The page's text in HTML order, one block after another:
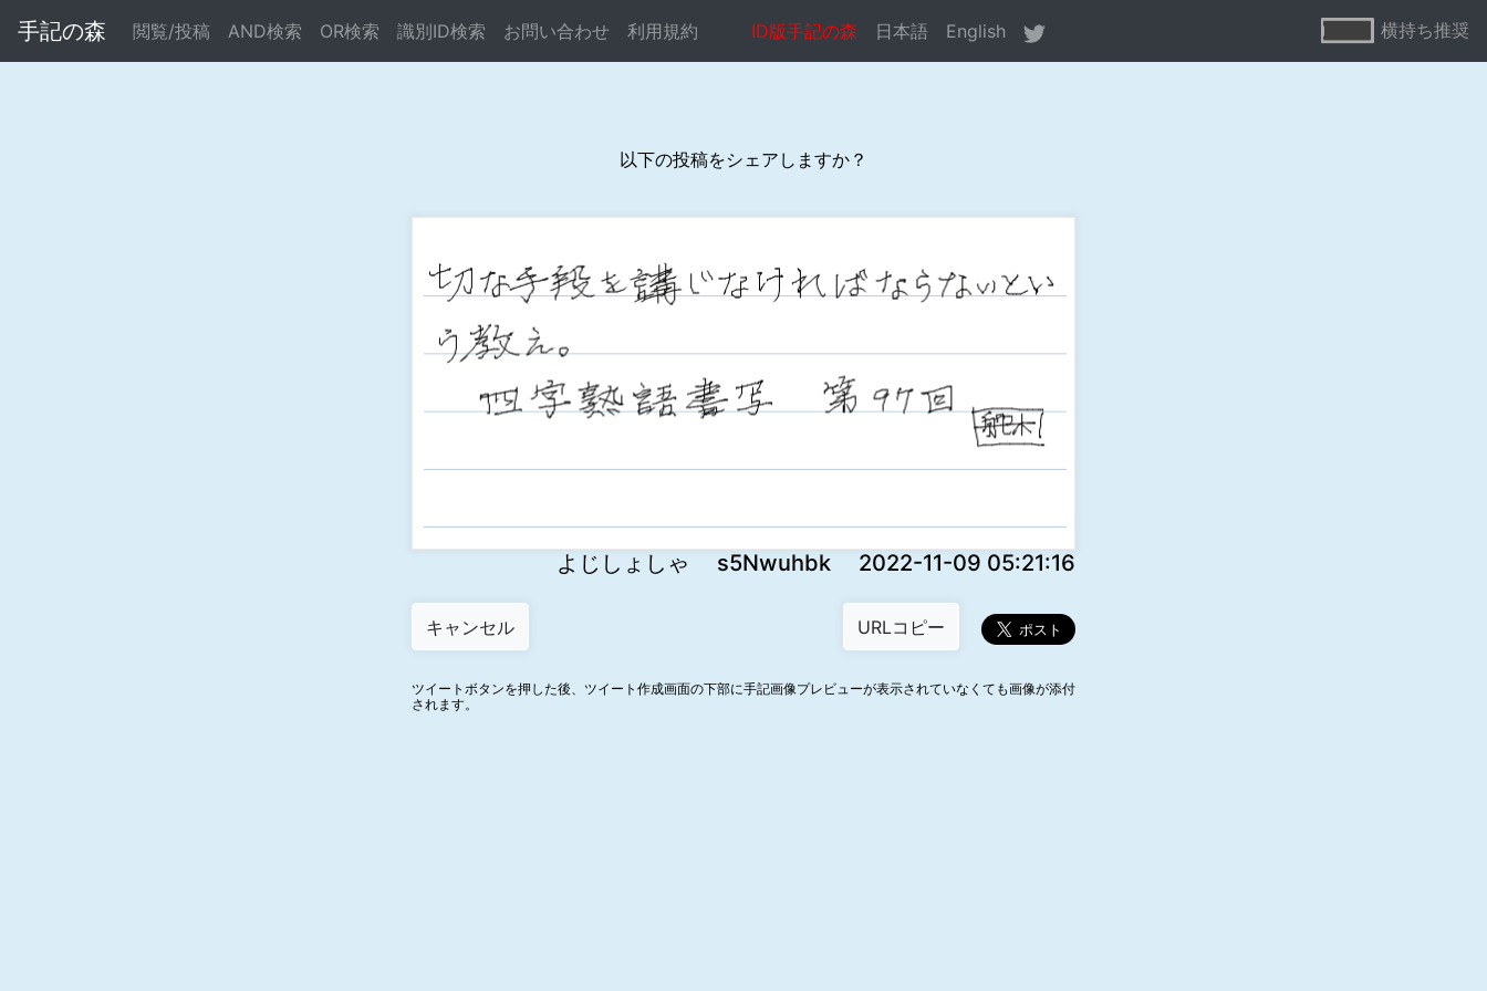
手記の森 閲覧/投稿 AND検索 OR検索 識別ID検索 お問い合わせ 利用規約 ID版手記の森 日本語 English 横持ち推奨
以下の投稿をシェアしますか？
よじしょしゃ s5Nwuhbk 2022-11-09 05:21:16
ツイートボタンを押した後、ツイート作成画面の下部に手記画像プレビューが表示されていなくても画像が添付
されます。